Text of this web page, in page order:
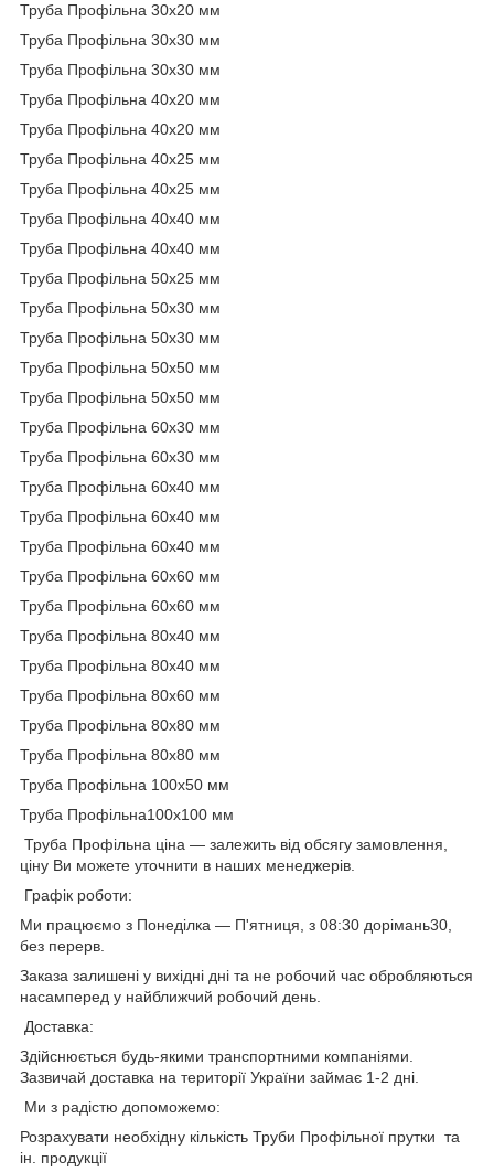
Труба Профільна 30х20 мм
Труба Профільна 30х30 мм
Труба Профільна 30х30 мм
Труба Профільна 40х20 мм
Труба Профільна 40х20 мм
Труба Профільна 40х25 мм
Труба Профільна 40х25 мм
Труба Профільна 40х40 мм
Труба Профільна 40х40 мм
Труба Профільна 50х25 мм
Труба Профільна 50х30 мм
Труба Профільна 50х30 мм
Труба Профільна 50х50 мм
Труба Профільна 50х50 мм
Труба Профільна 60х30 мм
Труба Профільна 60х30 мм
Труба Профільна 60х40 мм
Труба Профільна 60х40 мм
Труба Профільна 60х40 мм
Труба Профільна 60х60 мм
Труба Профільна 60х60 мм
Труба Профільна 80х40 мм
Труба Профільна 80х40 мм
Труба Профільна 80х60 мм
Труба Профільна 80х80 мм
Труба Профільна 80х80 мм
Труба Профільна 100х50 мм
Труба Профільна100х100 мм
Труба Профільна ціна — залежить від обсягу замовлення,
ціну Ви можете уточнити в наших менеджерів.
Графік роботи:
Ми працюємо з Понеділка — П'ятниця, з 08:30 дорімань30,
без перерв.
Заказа залишені у вихідні дні та не робочий час обробляються
насамперед у найближчий робочий день.
Доставка:
Здійснюється будь-якими транспортними компаніями.
Зазвичай доставка на території України займає 1-2 дні.
Ми з радістю допоможемо:
Розрахувати необхідну кількість Труби Профільної прутки та
ін. продукції